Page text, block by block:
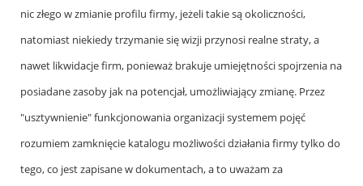
(niezweryfikowany)
nic złego w zmianie profilu firmy, jeżeli takie są okoliczności,
natomiast niekiedy trzymanie się wizji przynosi realne straty, a
nawet likwidacje firm, ponieważ brakuje umiejętności spojrzenia na
posiadane zasoby jak na potencjał, umożliwiający zmianę. Przez
"usztywnienie" funkcjonowania organizacji systemem pojęć
rozumiem zamknięcie katalogu możliwości działania firmy tylko do
tego, co jest zapisane w dokumentach, a to uważam za